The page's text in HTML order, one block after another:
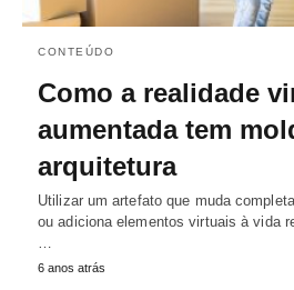
CONTEÚDO
Como a realidade
aumentada tem
arquitetura
Utilizar um artefato que muda
ou adiciona elementos virtuais à vida
…
6 anos atrás